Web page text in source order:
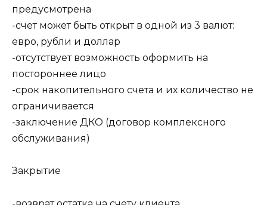
предусмотрена
-счет может быть открыт в одной из 3 валют:
евро, рубли и доллар
-отсутствует возможность оформить на
постороннее лицо
-срок накопительного счета и их количество не
ограничивается
-заключение ДКО (договор комплексного
обслуживания)
Закрытие